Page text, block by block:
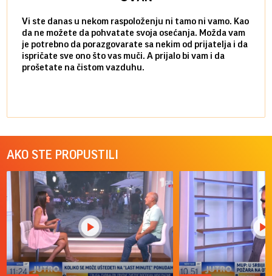
Vi ste danas u nekom raspoloženju ni tamo ni vamo. Kao
da ne možete da pohvatate svoja osećanja. Možda vam
je potrebno da porazgovarate sa nekim od prijatelja i da
ispričate sve ono što vas muči. A prijalo bi vam i da
prošetate na čistom vazduhu.
AKO STE PROPUSTILI